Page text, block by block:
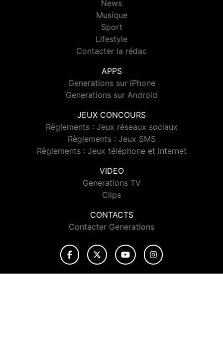
News
Musique
Sport
Lifestyle
Contacter la rédac
APPS
Generations sur iPhone
Generations sur Android
JEUX CONCOURS
Règlements : Jeux réseaux sociaux
Règlements : Jeux SMS
Règlements : Jeux téléphone et internet
VIDEO
Generations TV
Clips
CONTACTS
Contacter Generations